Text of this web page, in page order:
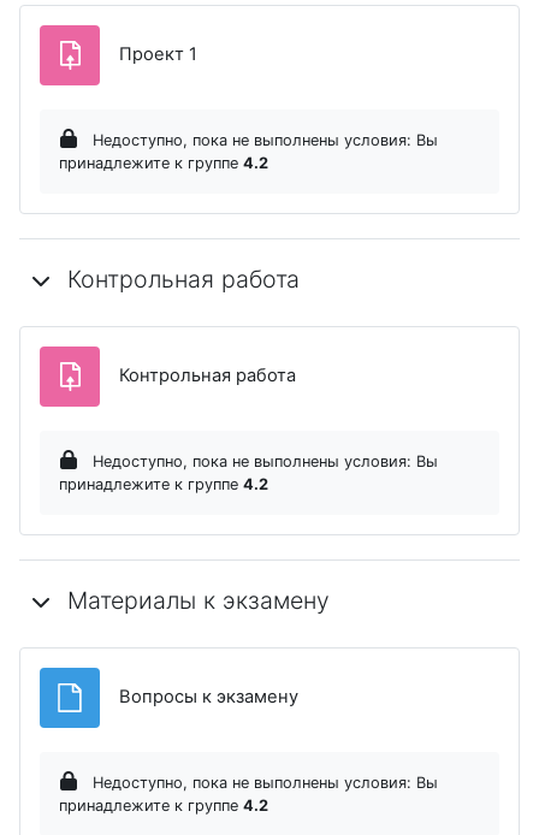
Проект 1
Недоступно, пока не выполнены условия: Вы
принадлежите к группе 4.2
Контрольная работа
Контрольная работаЗадание
Недоступно, пока не выполнены условия: Вы
принадлежите к группе 4.2
Материалы к экзамену
Вопросы к экзаменуФайл
Недоступно, пока не выполнены условия: Вы
принадлежите к группе 4.2